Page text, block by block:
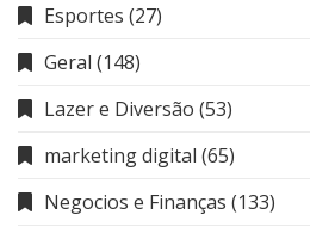
Esportes (27)
Geral (148)
Lazer e Diversão (53)
marketing digital (65)
Negocios e Finanças (133)